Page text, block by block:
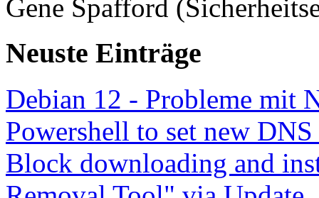
Gene Spafford
Neuste Einträge
Debian 12 - Probleme mit
Powershell to set new
Block downloading and